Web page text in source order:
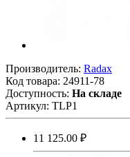
Производитель: Radax
Код товара: 24911-78
Доступность: На складе
Артикул: TLP1
11 125.00 ₽